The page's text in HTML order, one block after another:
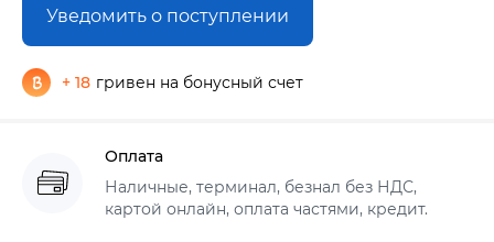
Уведомить о поступлении
+ 18 гривен на бонусный счет
Оплата
Наличные, терминал, безнал без НДС,
картой онлайн, оплата частями, кредит.